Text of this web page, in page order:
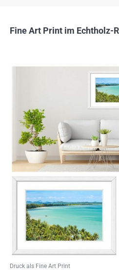
Fine Art Print im Echtholz-
Druck als Fine Art Print